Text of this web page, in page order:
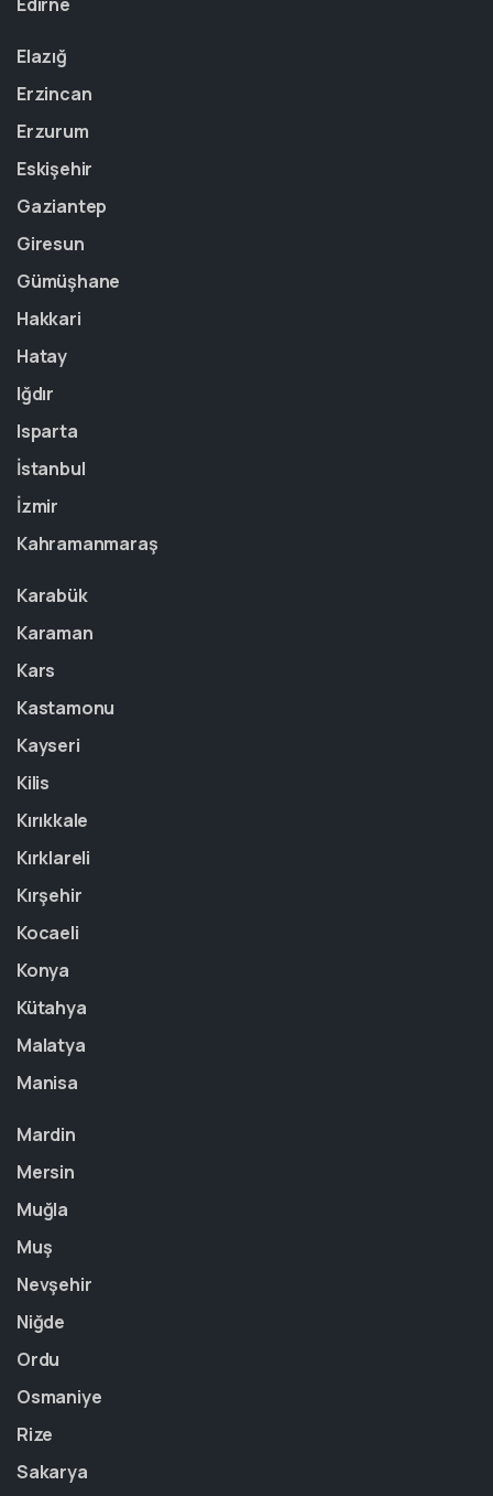
Edirne
Elazığ
Erzincan
Erzurum
Eskişehir
Gaziantep
Giresun
Gümüşhane
Hakkari
Hatay
Iğdır
Isparta
İstanbul
İzmir
Kahramanmaraş
Karabük
Karaman
Kars
Kastamonu
Kayseri
Kilis
Kırıkkale
Kırklareli
Kırşehir
Kocaeli
Konya
Kütahya
Malatya
Manisa
Mardin
Mersin
Muğla
Muş
Nevşehir
Niğde
Ordu
Osmaniye
Rize
Sakarya